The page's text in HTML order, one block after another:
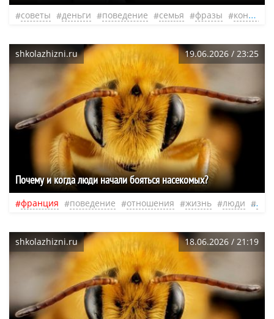
советы деньги поведение семья фразы контакт
shkolazhizni.ru 19.06.2026 / 23:25
Почему и когда люди начали бояться насекомых?
франция поведение отношения жизнь люди
shkolazhizni.ru 18.06.2026 / 21:19